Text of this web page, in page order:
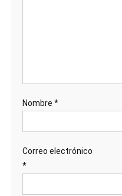
Nombre *
Correo electrónico
*